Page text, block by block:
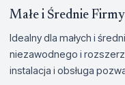
Małe i Średnie Firmy
Idealny dla małych i
niezawodnego i
instalacja i obsługa